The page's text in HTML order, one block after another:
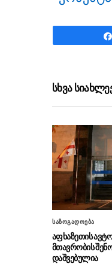
სხვა
საზოგადოება
აფხაზეთის
მთავრობის
დაშვებულია